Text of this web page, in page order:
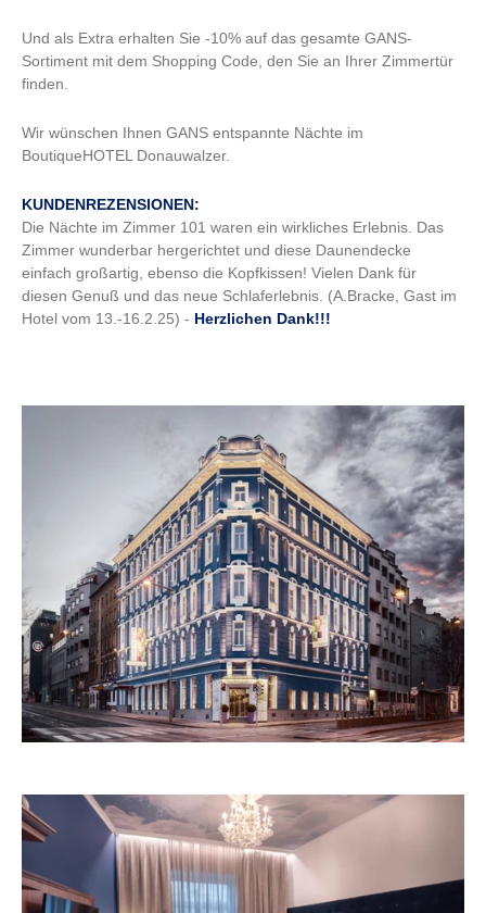
Und als Extra erhalten Sie -10% auf das gesamte GANS-
Sortiment mit dem Shopping Code, den Sie an Ihrer Zimmertür
finden.
Wir wünschen Ihnen GANS entspannte Nächte im
BoutiqueHOTEL Donauwalzer.
KUNDENREZENSIONEN:
Die Nächte im Zimmer 101 waren ein wirkliches Erlebnis. Das
Zimmer wunderbar hergerichtet und diese Daunendecke
einfach großartig, ebenso die Kopfkissen! Vielen Dank für
diesen Genuß und das neue Schlaferlebnis. (A.Bracke, Gast im
Hotel vom 13.-16.2.25) - Herzlichen Dank!!!